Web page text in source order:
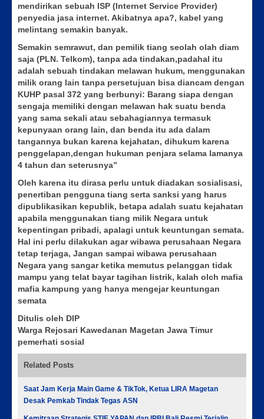
mendirikan sebuah ISP (Internet Service Provider)
penyedia jasa internet. Akibatnya apa?, kabel yang
melintang semakin banyak.
Semakin semrawut, dan pemilik tiang seolah olah diam
saja (PLN. Telkom), tanpa ada tindakan,padahal itu
adalah sebuah tindakan melawan hukum, menggunakan
milik orang lain tanpa persetujuan bisa diancam dengan
KUHP pasal 372 yang berbunyi: Barang siapa dengan
sengaja memiliki dengan melawan hak suatu benda
yang sama sekali atau sebahagiannya termasuk
kepunyaan orang lain, dan benda itu ada dalam
tangannya bukan karena kejahatan, dihukum karena
penggelapan,dengan hukuman penjara selama lamanya
4 tahun dan seterusnya”
Oleh karena itu dirasa perlu untuk diadakan sosialisasi,
penertiban pengguna tiang serta sanksi yang harus
dipublikasikan kepublik, betapa adalah suatu kejahatan
apabila menggunakan tiang milik Negara untuk
kepentingan pribadi, apalagi untuk keuntungan semata.
Hal ini perlu dilakukan agar wibawa perusahaan Negara
tetap terjaga, Jangan sampai wibawa perusahaan
Negara yang sangar ketika memutus pelanggan tidak
mampu yang telat bayar tagihan listrik, kalah olch mafia
mafia kampung yang hanya mengejar keuntungan
semata
Ditulis oleh DIP
Warga Rejosari Kawedanan Magetan Jawa Timur
pemerhati sosial
Related Posts
Saat Jam Kerja Main Game & TikTok, Ketua LIRA Magetan
Desak Pemkab Tindak Tegas ASN